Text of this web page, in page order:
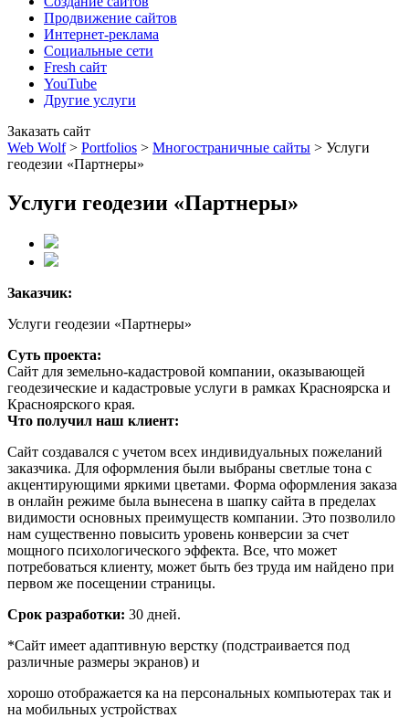
Продвижение сайтов
Интернет-реклама
Социальные сети
Fresh сайт
YouTube
Другие услуги
Заказать сайт
Web Wolf> Portfolios > Многостраничные сайты > Услуги
геодезии «Партнеры»
Услуги геодезии «Партнеры»
Заказчик:
Услуги геодезии «Партнеры»
Суть проекта:
Сайт для земельно-кадастровой компании, оказывающей
геодезические и кадастровые услуги в рамках Красноярска и
Красноярского края.
Что получил наш клиент:
Сайт создавался с учетом всех индивидуальных пожеланий
заказчика. Для оформления были выбраны светлые тона с
акцентирующими яркими цветами. Форма оформления заказа
в онлайн режиме была вынесена в шапку сайта в пределах
видимости основных преимуществ компании. Это позволило
нам существенно повысить уровень конверсии за счет
мощного психологического эффекта. Все, что может
потребоваться клиенту, может быть без труда им найдено при
первом же посещении страницы.
Срок разработки: 30 дней.
*Сайт имеет адаптивную верстку (подстраивается под
различные размеры экранов) и
хорошо отображается ка на персональных компьютерах так и
на мобильных устройствах